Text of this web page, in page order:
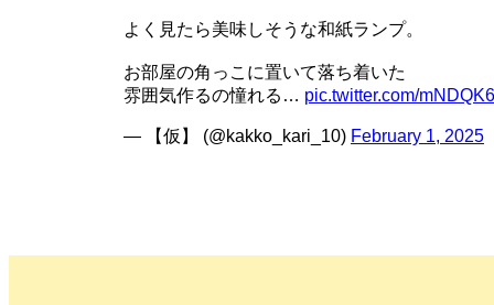
よく見たら美味しそうな和紙ランプ。
お部屋の角っこに置いて落ち着いた
雰囲気作るの憧れる… pic.twitter.com/
— 【仮】 (@kakko_kari_10) February 1, 2025